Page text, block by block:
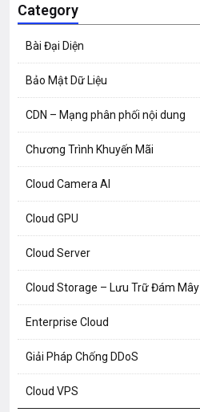
Category
Bài Đại Diện
Bảo Mật Dữ Liệu
CDN – Mạng phân phối nội dung
Chương Trình Khuyến Mãi
Cloud Camera AI
Cloud GPU
Cloud Server
Cloud Storage – Lưu Trữ Đám Mây
Enterprise Cloud
Giải Pháp Chống DDoS
Cloud VPS